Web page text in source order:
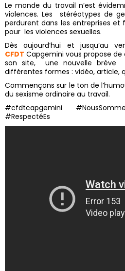
Le monde du travail n’est
violences. Les stéréotypes de
perdurent dans les entreprises
pour les violences sexuelles.
Dès aujourd’hui et jusqu’au
CFDT Capgemini vous propose
son site, une nouvelle brève
différentes formes : vidéo, article,
Commençons sur le ton de
du sexisme ordinaire au travail.
#cfdtcapgemini
#RespectéEs